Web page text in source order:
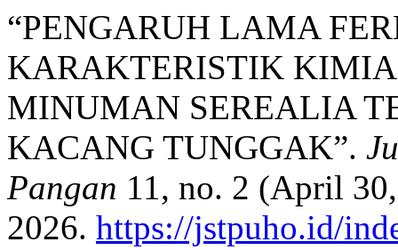
“PENGARUH LAMA
KARAKTERISTIK
MINUMAN SEREALIA
KACANG TUNGGAK”.
Pangan 11, no. 2 (April
2026. https://jstpuho.id/